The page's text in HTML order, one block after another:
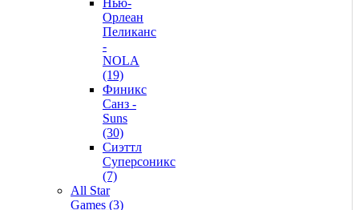
Орлеан
Пеликанс
-
NOLA
(19)
Финикс
Санз -
Suns
(30)
Сиэттл
Суперсоникс
(7)
All Star
Games (3)